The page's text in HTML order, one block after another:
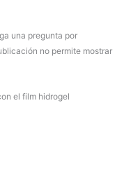
una pregunta por
no permite mostrar
el film hidrogel